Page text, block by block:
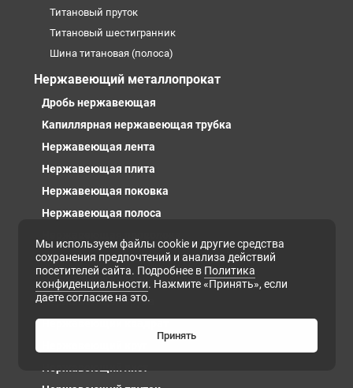
Титановый пруток
Титановый шестигранник
Шина титановая (полоса)
Нержавеющий металлопрокат
Дробь нержавеющая
Капиллярная нержавеющая трубка
Нержавеющая лента
Нержавеющая плита
Нержавеющая поковка
Нержавеющая полоса
Нержавеющая сварочная проволока
Нержавеющая тканная сетка
Нержавеющая труба
Мы используем файлы cookie и другие средства
сохранения предпочтений и анализа действий
посетителей сайта. Подробнее в Политика
конфиденциальности. Нажмите «Принять», если
даете согласие на это.
Принять